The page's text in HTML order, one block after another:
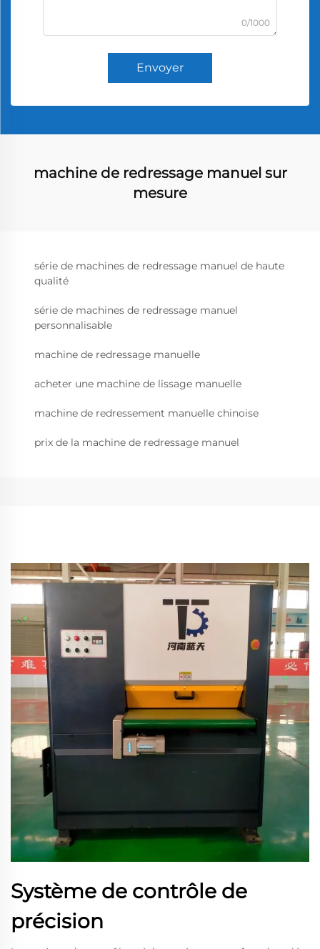
0/1000
Envoyer
machine de redressage manuel sur
mesure
série de machines de redressage manuel de haute
qualité
série de machines de redressage manuel
personnalisable
machine de redressage manuelle
acheter une machine de lissage manuelle
machine de redressement manuelle chinoise
prix de la machine de redressage manuel
Système de contrôle de
précision